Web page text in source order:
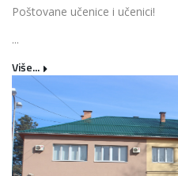
Poštovane učenice i učenici!
...
Više...